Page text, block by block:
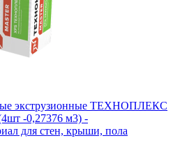
экструзионные ТЕХНОПЛЕКС
-0,27376 м3) -
для стен, крыши, пола